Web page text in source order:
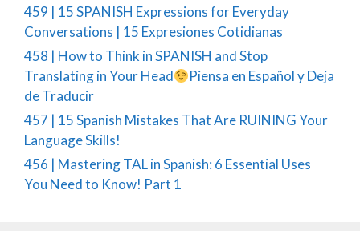
459 | 15 SPANISH Expressions for Everyday
Conversations | 15 Expresiones Cotidianas
458 | How to Think in SPANISH and Stop
Translating in Your Head
Piensa en Español y Deja
de Traducir
457 | 15 Spanish Mistakes That Are RUINING Your
Language Skills!
456 | Mastering TAL in Spanish: 6 Essential Uses
You Need to Know! Part 1